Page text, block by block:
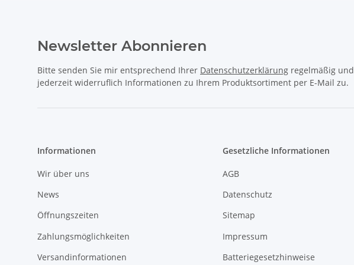
Newsletter Abonnieren
Bitte senden Sie mir entsprechend Ihrer Datenschutzerklärung regelmäßig und
jederzeit widerruflich Informationen zu Ihrem Produktsortiment per E-Mail zu.
Informationen
Wir über uns
News
Öffnungszeiten
Zahlungsmöglichkeiten
Versandinformationen
Gesetzliche Informationen
AGB
Datenschutz
Sitemap
Impressum
Batteriegesetzhinweise